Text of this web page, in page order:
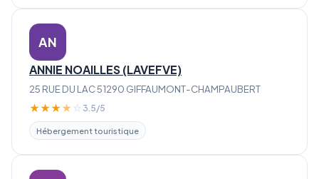
AN
ANNIE NOAILLES (LAVEFVE)
25 RUE DU LAC 51290 GIFFAUMONT-CHAMPAUBERT
★★★★ ☆ 3.5/5
Hébergement touristique